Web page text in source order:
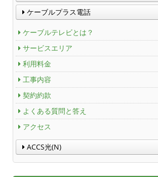
ケーブルプラス電話
ケーブルテレビとは？
サービスエリア
利用料金
工事内容
契約約款
よくある質問と答え
アクセス
ACCS光(N)